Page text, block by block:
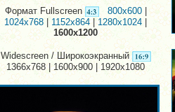
Формат Fullscreen 800x600
1024x768
1152x864|1280x1024
1600x1200
Widescreen / Широкоэкранный
1366x768 | 1600x900 | 1920x1080